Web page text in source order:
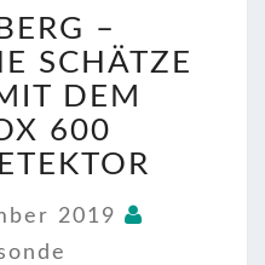
–
VERBORGENE
SCHÄTZE
DEM
METALLDETEKTOR
–
SCHÄTZE
DEM
600
2019